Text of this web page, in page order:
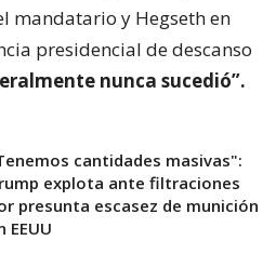
mandatario y Hegseth en
presidencial de descanso
nunca sucedió”.
cantidades masivas":
explota ante filtraciones
presunta escasez de munición
EEUU